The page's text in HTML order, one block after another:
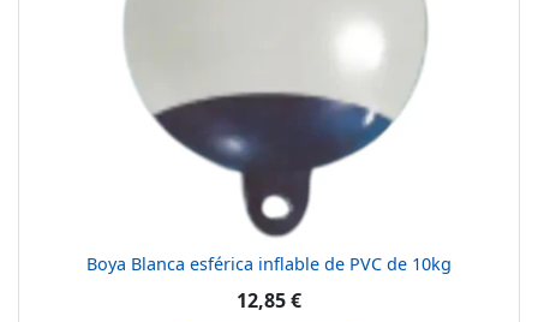
Boya Blanca esférica inflable de PVC de 10kg
12,85 €